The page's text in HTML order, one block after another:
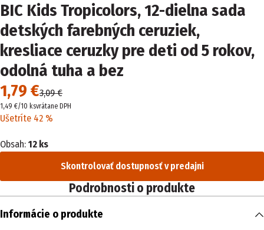
BIC Kids Tropicolors, 12-dielna sada
detských farebných ceruziek,
kresliace ceruzky pre deti od 5 rokov,
odolná tuha a bez
1,79 €3,09 €
1,49 €/10 ksvrátane DPH
Ušetríte 42 %
Obsah: 12 ks
Skontrolovať dostupnosť v predajni
Podrobnosti o produkte
Informácie o produkte